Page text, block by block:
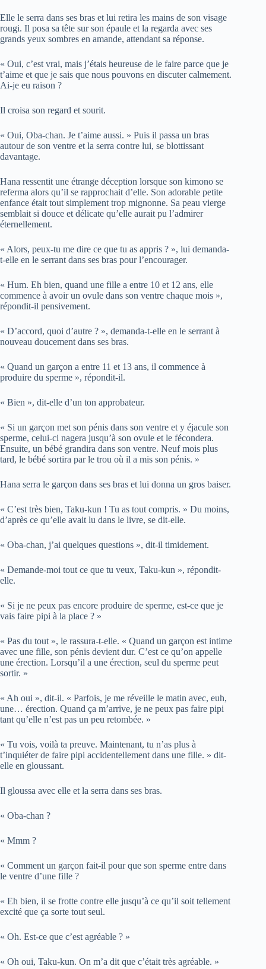
Elle le serra dans ses bras et lui retira les mains de son visage
rougi. Il posa sa tête sur son épaule et la regarda avec ses
grands yeux sombres en amande, attendant sa réponse.
« Oui, c’est vrai, mais j’étais heureuse de le faire parce que je
t’aime et que je sais que nous pouvons en discuter calmement.
Ai-je eu raison ?
Il croisa son regard et sourit.
« Oui, Oba-chan. Je t’aime aussi. » Puis il passa un bras
autour de son ventre et la serra contre lui, se blottissant
davantage.
Hana ressentit une étrange déception lorsque son kimono se
referma alors qu’il se rapprochait d’elle. Son adorable petite
enfance était tout simplement trop mignonne. Sa peau vierge
semblait si douce et délicate qu’elle aurait pu l’admirer
éternellement.
« Alors, peux-tu me dire ce que tu as appris ? », lui demanda-
t-elle en le serrant dans ses bras pour l’encourager.
« Hum. Eh bien, quand une fille a entre 10 et 12 ans, elle
commence à avoir un ovule dans son ventre chaque mois »,
répondit-il pensivement.
« D’accord, quoi d’autre ? », demanda-t-elle en le serrant à
nouveau doucement dans ses bras.
« Quand un garçon a entre 11 et 13 ans, il commence à
produire du sperme », répondit-il.
« Bien », dit-elle d’un ton approbateur.
« Si un garçon met son pénis dans son ventre et y éjacule son
sperme, celui-ci nagera jusqu’à son ovule et le fécondera.
Ensuite, un bébé grandira dans son ventre. Neuf mois plus
tard, le bébé sortira par le trou où il a mis son pénis. »
Hana serra le garçon dans ses bras et lui donna un gros baiser.
« C’est très bien, Taku-kun ! Tu as tout compris. » Du moins,
d’après ce qu’elle avait lu dans le livre, se dit-elle.
« Oba-chan, j’ai quelques questions », dit-il timidement.
« Demande-moi tout ce que tu veux, Taku-kun », répondit-
elle.
« Si je ne peux pas encore produire de sperme, est-ce que je
vais faire pipi à la place ? »
« Pas du tout », le rassura-t-elle. « Quand un garçon est intime
avec une fille, son pénis devient dur. C’est ce qu’on appelle
une érection. Lorsqu’il a une érection, seul du sperme peut
sortir. »
« Ah oui », dit-il. « Parfois, je me réveille le matin avec, euh,
une… érection. Quand ça m’arrive, je ne peux pas faire pipi
tant qu’elle n’est pas un peu retombée. »
« Tu vois, voilà ta preuve. Maintenant, tu n’as plus à
t’inquiéter de faire pipi accidentellement dans une fille. » dit-
elle en gloussant.
Il gloussa avec elle et la serra dans ses bras.
« Oba-chan ?
« Mmm ?
« Comment un garçon fait-il pour que son sperme entre dans
le ventre d’une fille ?
« Eh bien, il se frotte contre elle jusqu’à ce qu’il soit tellement
excité que ça sorte tout seul.
« Oh. Est-ce que c’est agréable ? »
« Oh oui, Taku-kun. On m’a dit que c’était très agréable. »